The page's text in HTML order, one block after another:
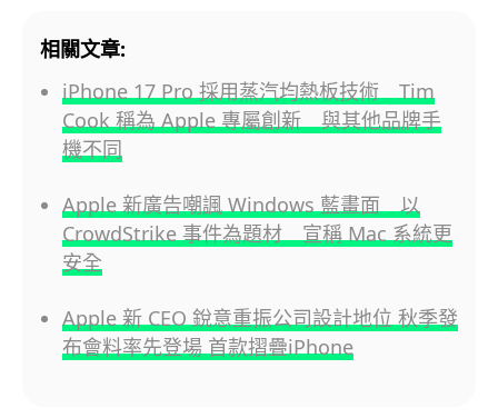
相關文章:
iPhone 17 Pro 採用蒸汽均熱板技術 Tim
Cook 稱為 Apple 專屬創新 與其他品牌手
機不同
Apple 新廣告嘲諷 Windows 藍畫面 以
CrowdStrike 事件為題材 宣稱 Mac 系統更
安全
Apple 新 CEO 銳意重振公司設計地位 秋季發
布會料率先登場 首款摺疊iPhone